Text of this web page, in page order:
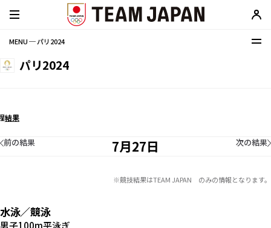
MENU ─ パリ2024
パリ2024
結果
7月27日
前の結果 次の結果
※競技結果はTEAM JAPAN のみの情報となります。
水泳／競泳
男子100m平泳ぎ